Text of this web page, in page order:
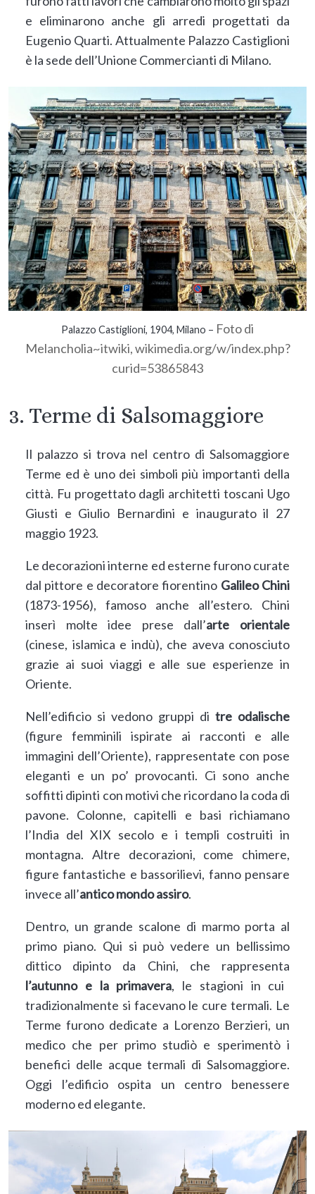
e eliminarono anche gli arredi progettati da
Eugenio Quarti. Attualmente Palazzo Castiglioni
è la sede dell’Unione Commercianti di Milano.
Palazzo Castiglioni, 1904, Milano – Foto di
Melancholia~itwiki, wikimedia.org/w/index.php?
curid=53865843
3. Terme di Salsomaggiore
Il palazzo si trova nel centro di Salsomaggiore
Terme ed è uno dei simboli più importanti della
città. Fu progettato dagli architetti toscani Ugo
Giusti e Giulio Bernardini e inaugurato il 27
maggio 1923.
Le decorazioni interne ed esterne furono curate
dal pittore e decoratore fiorentino Galileo Chini
(1873-1956), famoso anche all’estero. Chini
inserì molte idee prese dall’arte orientale
(cinese, islamica e indù), che aveva conosciuto
grazie ai suoi viaggi e alle sue esperienze in
Oriente.
Nell’edificio si vedono gruppi di tre odalische
(figure femminili ispirate ai racconti e alle
immagini dell’Oriente), rappresentate con pose
eleganti e un po’ provocanti. Ci sono anche
soffitti dipinti con motivi che ricordano la coda di
pavone. Colonne, capitelli e basi richiamano
l’India del XIX secolo e i templi costruiti in
montagna. Altre decorazioni, come chimere,
figure fantastiche e bassorilievi, fanno pensare
invece all’antico mondo assiro.
Dentro, un grande scalone di marmo porta al
primo piano. Qui si può vedere un bellissimo
dittico dipinto da Chini, che rappresenta
l’autunno e la primavera, le stagioni in cui
tradizionalmente si facevano le cure termali. Le
Terme furono dedicate a Lorenzo Berzieri, un
medico che per primo studiò e sperimentò i
benefici delle acque termali di Salsomaggiore.
Oggi l’edificio ospita un centro benessere
moderno ed elegante.